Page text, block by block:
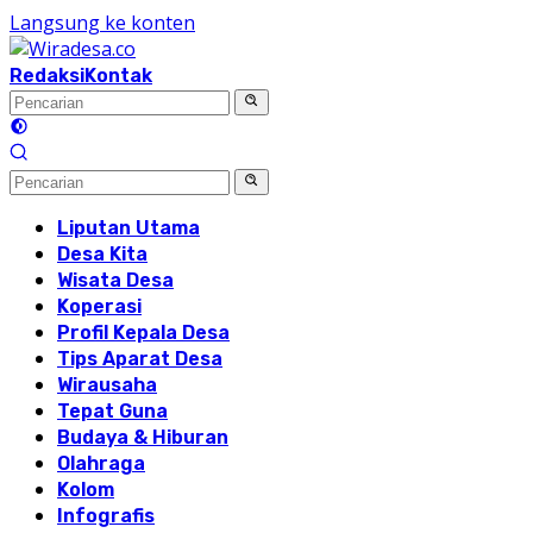
Langsung ke konten
RedaksiKontak
Liputan Utama
Desa Kita
Wisata Desa
Koperasi
Profil Kepala Desa
Tips Aparat Desa
Wirausaha
Tepat Guna
Budaya & Hiburan
Olahraga
Kolom
Infografis